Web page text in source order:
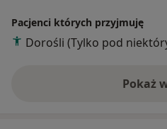
Jie z Holandii, dr Radha
Suzanne Robidoux (Kanada,
Pacjenci których przyjmuję
Dorośli (Tylko pod
Pokaż